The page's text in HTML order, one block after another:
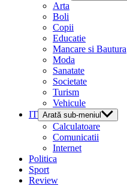
Arta
Boli
Copii
Educatie
Mancare si Bautura
Moda
Sanatate
Societate
Turism
Vehicule
IT Arată sub-meniul
Calculatoare
Comunicatii
Internet
Politica
Sport
Review